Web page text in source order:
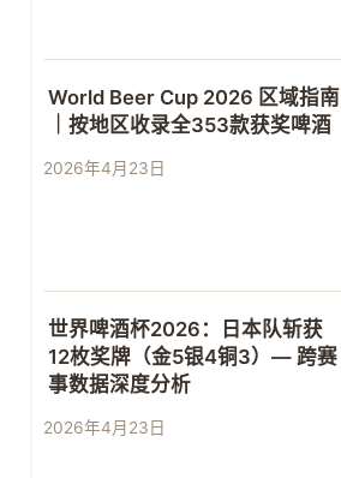
World Beer Cup 2026 区域指南
｜按地区收录全353款获奖啤酒
2026年4月23日
世界啤酒杯2026：日本队斩获
12枚奖牌（金5银4铜3）— 跨赛
事数据深度分析
2026年4月23日